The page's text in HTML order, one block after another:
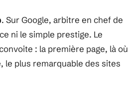
. Sur Google, arbitre en chef de
ni le simple prestige. Le
: la première page, là où
le plus remarquable des sites